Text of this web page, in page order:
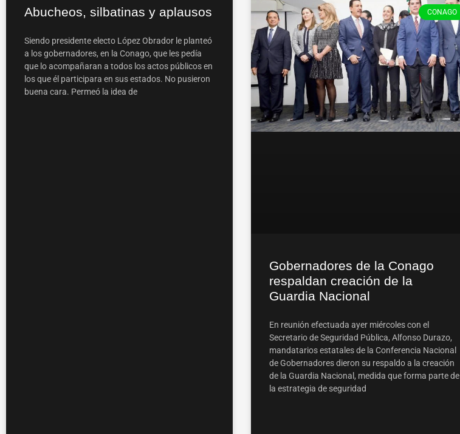
Abucheos, silbatinas y aplausos
Siendo presidente electo López Obrador le planteó
a los gobernadores, en la Conago, que les pedía
que lo acompañaran a todos los actos públicos en
los que él participara en sus estados. No pusieron
buena cara. Permeó la idea de
CONAGO
Gobernadores de la Conago
respaldan creación de la
Guardia Nacional
En reunión efectuada ayer miércoles con el
Secretario de Seguridad Pública, Alfonso Durazo,
mandatarios estatales de la Conferencia Nacional
de Gobernadores dieron su respaldo a la creación
de la Guardia Nacional, medida que forma parte de
la estrategia de seguridad